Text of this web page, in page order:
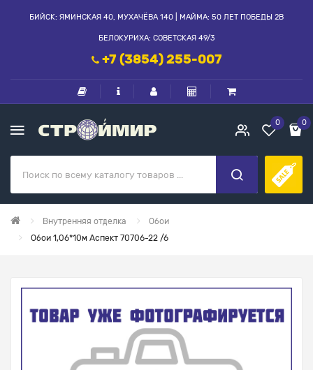
БИЙСК: ЯМИНСКАЯ 40, МУХАЧЁВА 140 | МАЙМА: 50 ЛЕТ ПОБЕДЫ 2В
БЕЛОКУРИХА: СОВЕТСКАЯ 49/3
+7 (3854) 255-007
0 0
Внутренняя отделка
Обои
Обои 1,06*10м Аспект 70706-22 /6